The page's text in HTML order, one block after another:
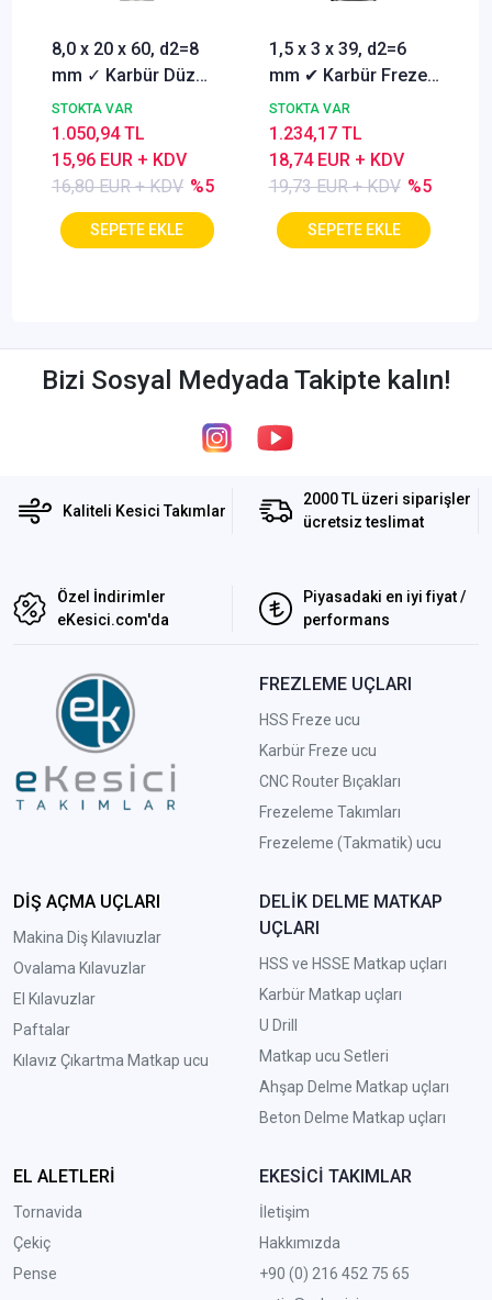
8,0 x 20 x 60, d2=8
mm ✓ Karbür Düz
Freze, Parmak freze
ucu Z=4,TiSiN
Kaplamalı
STOKTA VAR
16,80 EUR + KDV %5
15,96 EUR + KDV
1.050,94 TL
1,5 x 3 x 39, d2=6
mm ✔ Karbür Freze
ucu, Z=3, Kaplamalı,
30°
STOKTA VAR
19,73 EUR + KDV %5
18,74 EUR + KDV
1.234,17 TL
Bizi Sosyal Medyada Takipte kalın!
Kaliteli Kesici Takımlar
2000 TL üzeri siparişler
ücretsiz teslimat
Özel İndirimler
eKesici.com'da
Piyasadaki en iyi fiyat /
performans
FREZLEME UÇLARI
HSS Freze ucu
Karbür Freze ucu
CNC Router Bıçakları
Frezeleme Takımları
Frezeleme (Takmatik) ucu
DİŞ AÇMA UÇLARI
Makina Diş Kılavıuzlar
Ovalama Kılavuzlar
El Kılavuzlar
Paftalar
Kılavız Çıkartma Matkap ucu
DELİK DELME MATKAP
UÇLARI
HSS ve HSSE Matkap uçları
Karbür Matkap uçları
U Drill
Matkap ucu Setleri
Ahşap Delme Matkap uçları
Beton Delme Matkap uçları
EL ALETLERİ
Tornavida
Çekiç
Pense
EKESİCİ TAKIMLAR
İletişim
Hakkımızda
+90 (0) 216 452 75 65